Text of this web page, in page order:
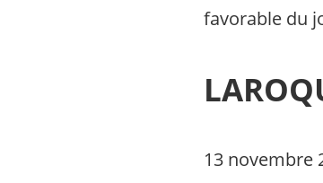
favorable du
13 novembre